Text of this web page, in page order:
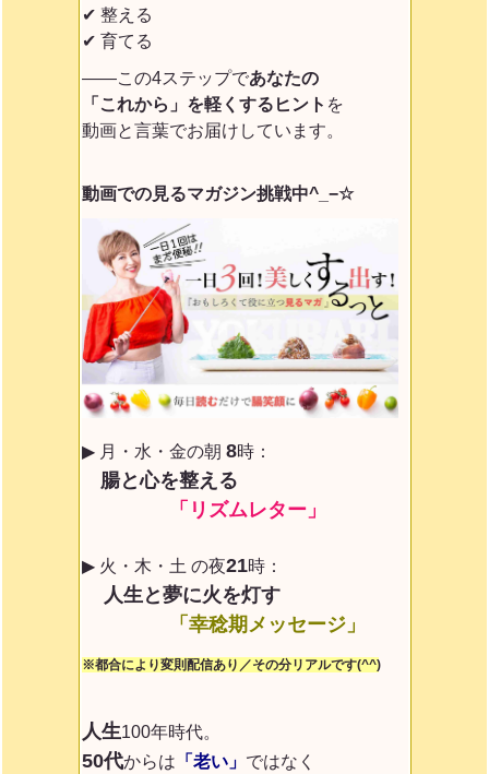
✔ 整える
✔ 育てる
——この4ステップであなたの
「これから」を軽くするヒント を
動画と言葉でお届けしています。
動画での見るマガジン挑戦中^_−☆
▶ 月・水・金の朝 8時：
腸と心を整える
「リズムレター」
▶ 火・木・土 の夜21時：
人生と夢に火を灯す
「幸稔期メッセージ」
※都合により変則配信あり／その分リアルです(^^)
人生100年時代。
50代からは 「老い」 ではなく